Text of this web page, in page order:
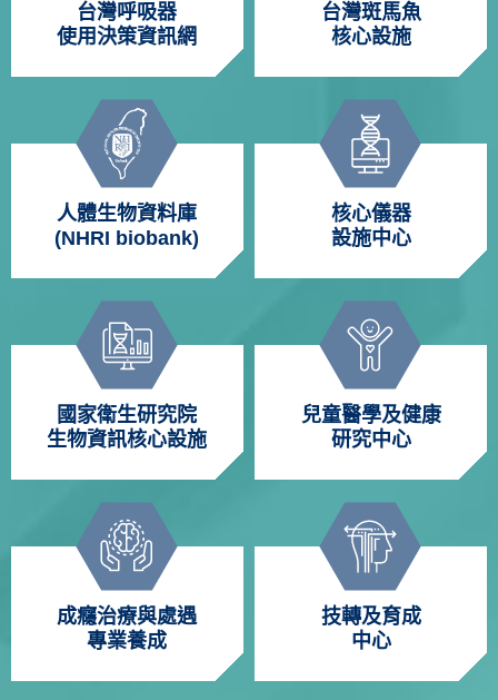
台灣呼吸器
使用決策資訊網
台灣斑馬魚
核心設施
人體生物資料庫
(NHRI biobank)
核心儀器
設施中心
國家衛生研究院
生物資訊核心設施
兒童醫學及健康
研究中心
成癮治療與處遇
專業養成
技轉及育成
中心